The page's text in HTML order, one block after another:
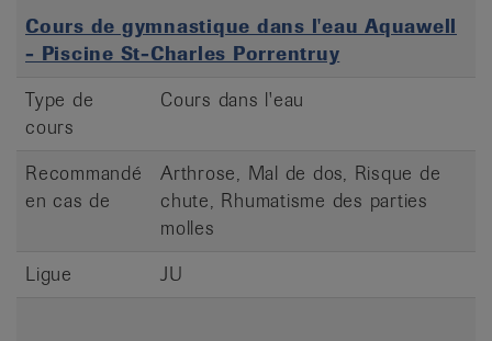
Cours de gymnastique dans l'eau Aquawell
- Piscine St-Charles Porrentruy
Type de
cours
Cours dans l'eau
Recommandé
en cas de
Arthrose, Mal de dos, Risque de
chute, Rhumatisme des parties
molles
Ligue
JU